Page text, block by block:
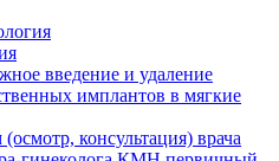
введение и удаление
имплантов в мягкие
консультация) врача